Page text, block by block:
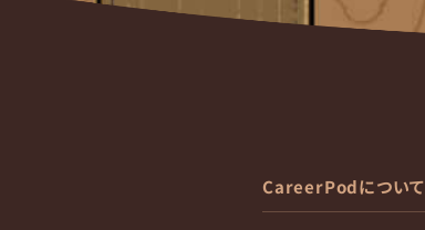
CareerPodについて